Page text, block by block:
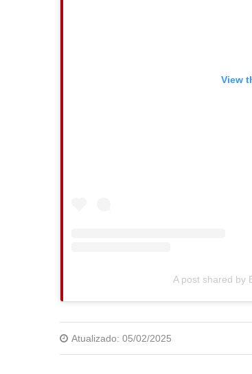
View
A post shared by
Atualizado: 05/02/2025